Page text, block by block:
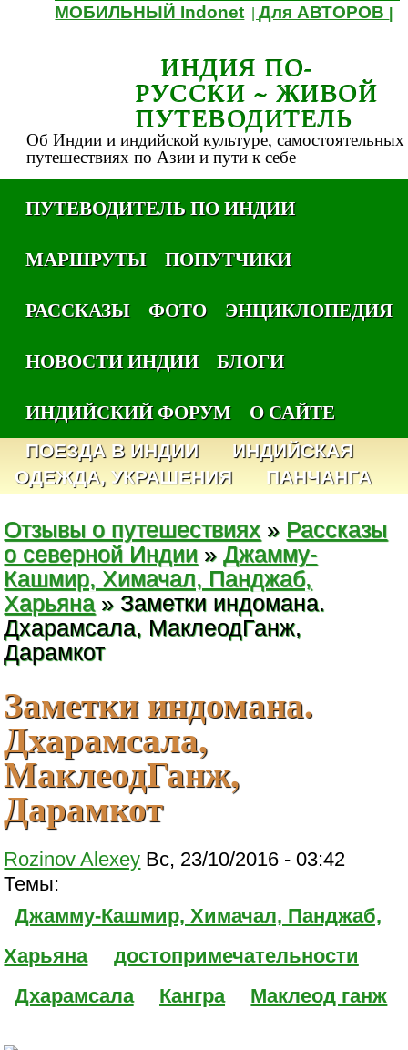
МОБИЛЬНЫЙ Indonet |Для АВТОРОВ
ИНДИЯ ПО-
РУССКИ ~ ЖИВОЙ
ПУТЕВОДИТЕЛЬ
Об Индии и индийской культуре, самостоятельных
путешествиях по Азии и пути к себе
ПУТЕВОДИТЕЛЬ ПО ИНДИИ
МАРШРУТЫ
ПОПУТЧИКИ
РАССКАЗЫ
ФОТО
ЭНЦИКЛОПЕДИЯ
НОВОСТИ ИНДИИ
БЛОГИ
ИНДИЙСКИЙ ФОРУМ
О САЙТЕ
ПОЕЗДА В ИНДИИ
ИНДИЙСКАЯ
ОДЕЖДА, УКРАШЕНИЯ
ПАНЧАНГА
Отзывы о путешествиях » Рассказы
о северной Индии »Джамму-
Кашмир, Химачал, Панджаб,
Харьяна » Заметки индомана.
Дхарамсала, МаклеодГанж,
Дарамкот
Заметки индомана.
Дхарамсала,
МаклеодГанж,
Дарамкот
Rozinov Alexey Вс, 23/10/2016 - 03:42
Темы:
Джамму-Кашмир, Химачал, Панджаб,
Харьяна
достопримечательности
Дхарамсала
Кангра Маклеод ганж